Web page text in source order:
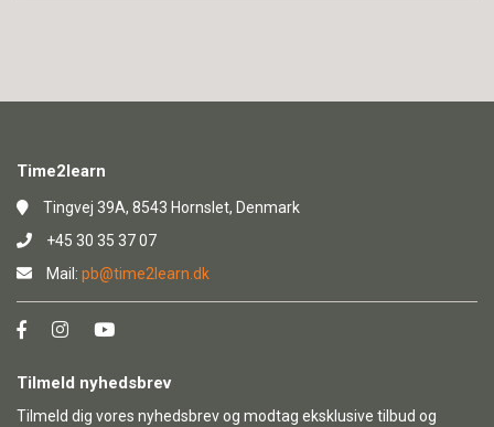
Time2learn
Tingvej 39A, 8543 Hornslet, Denmark
+45 30 35 37 07
Mail: pb@time2learn.dk
Tilmeld nyhedsbrev
Tilmeld dig vores nyhedsbrev og modtag eksklusive tilbud og